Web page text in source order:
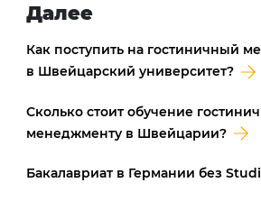
Далее
Как поступить на гостиничный
в Швейцарский университет?
Сколько стоит обучение
менеджменту в Швейцарии?
Бакалавриат в Германии без